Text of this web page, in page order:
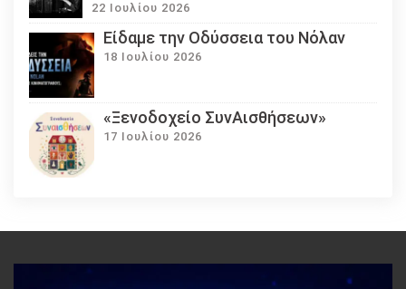
22 Ιουλίου 2026
Eίδαμε την Οδύσσεια του Νόλαν
18 Ιουλίου 2026
«Ξενοδοχείο ΣυνΑισθήσεων»
17 Ιουλίου 2026